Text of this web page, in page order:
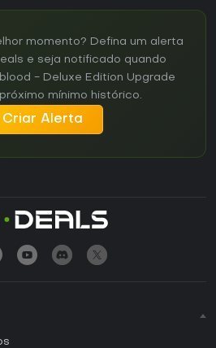
momento? Defina um alerta
e seja notificado quando
- Deluxe Edition Upgrade
mínimo histórico.
Criar Alerta